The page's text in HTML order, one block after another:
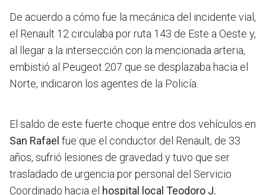
De acuerdo a cómo fue la mecánica del incidente vial,
el Renault 12 circulaba por ruta 143 de Este a Oeste y,
al llegar a la intersección con la mencionada arteria,
embistió al Peugeot 207 que se desplazaba hacia el
Norte, indicaron los agentes de la Policía.
El saldo de este fuerte choque entre dos vehículos en
San Rafael fue que el conductor del Renault, de 33
años, sufrió lesiones de gravedad y tuvo que ser
trasladado de urgencia por personal del Servicio
Coordinado hacia el hospital local Teodoro J.